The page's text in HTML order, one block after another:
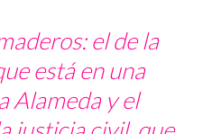
el de la
está en una
Alameda y el